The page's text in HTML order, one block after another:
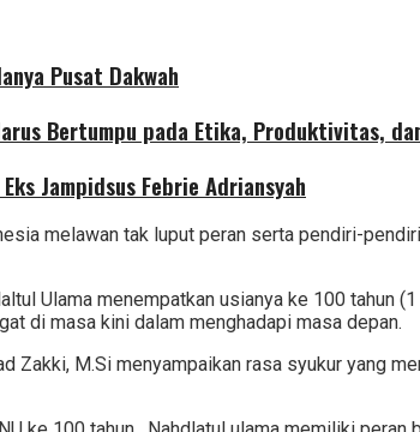
Pusat Dakwah
Bertumpu pada Etika, Produktivitas,
Jampidsus Febrie Adriansyah
melawan tak luput peran serta pendiri-
Ulama menempatkan usianya ke 100 tahun
di masa kini dalam menghadapi masa depan.
Zakki, M.Si menyampaikan rasa syukur yang